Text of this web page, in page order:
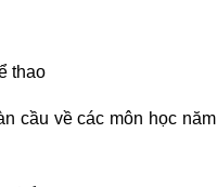
thao
cầu về các môn học